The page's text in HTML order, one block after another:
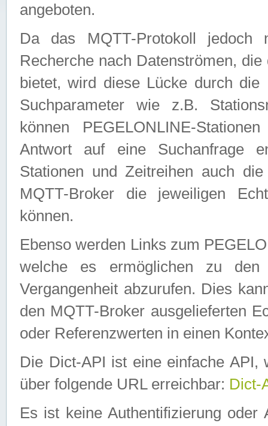
angeboten.
Da das MQTT-Protokoll jedoch
Recherche nach Datenströmen,
bietet, wird diese Lücke durch die
Suchparameter wie z.B.
können PEGELONLINE-
Antwort auf eine Suchanfrage
Stationen und Zeitreihen auch
MQTT-Broker die jeweiligen
können.
Ebenso werden Links zum
welche es ermöglichen zu den
Vergangenheit abzurufen. Dies
den MQTT-Broker ausgelieferten
oder Referenzwerten in einen
Die Dict-API ist eine einfache API,
über folgende URL erreichbar: Dict-
Es ist keine Authentifizierung